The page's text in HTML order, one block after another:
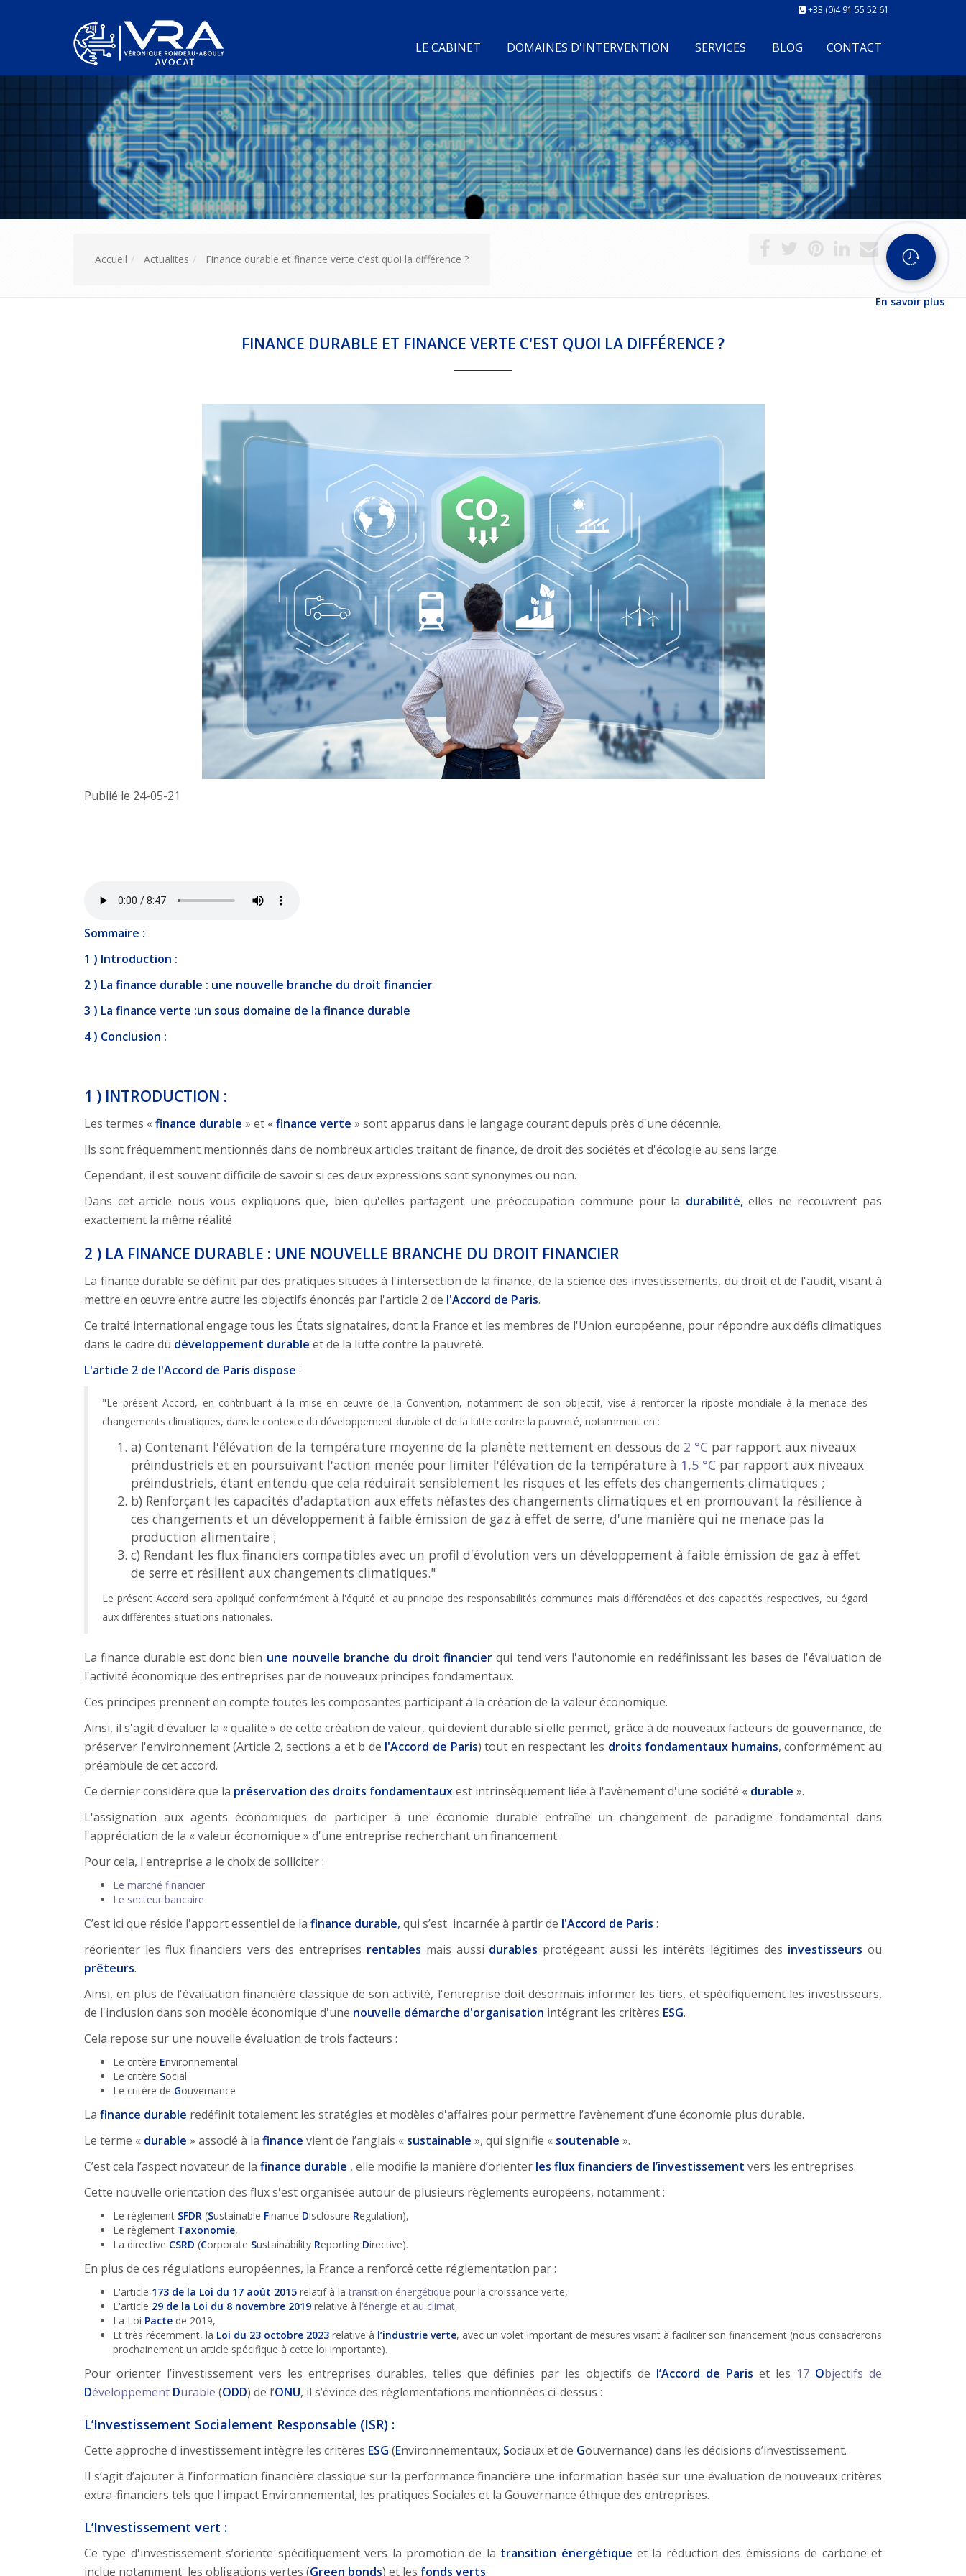
+33 (0)4 91 55 52 61
LE CABINET DOMAINES D'INTERVENTION SERVICES BLOG CONTACT
Accueil Actualites Finance durable et finance verte c'est quoi la différence ?
FINANCE DURABLE ET FINANCE VERTE C'EST QUOI LA DIFFÉRENCE ?
Publié le 24-05-21
Sommaire :
1 ) Introduction :
2 ) La finance durable : une nouvelle branche du droit financier
3 ) La finance verte :un sous domaine de la finance durable
4 ) Conclusion :
1 ) INTRODUCTION :
Les termes «finance durable » et «finance verte » sont apparus dans le langage courant depuis près d'une décennie.
Ils sont fréquemment mentionnés dans de nombreux articles traitant de finance, de droit des sociétés et d'écologie au sens large.
Cependant, il est souvent difficile de savoir si ces deux expressions sont synonymes ou non.
Dans cet article nous vous expliquons que, bien qu'elles partagent une préoccupation commune pour la durabilité, elles ne recouvrent pas
exactement la même réalité
2 ) LA FINANCE DURABLE : UNE NOUVELLE BRANCHE DU DROIT FINANCIER
La finance durable se définit par des pratiques situées à l'intersection de la finance, de la science des investissements, du droit et de l'audit, visant à
mettre en œuvre entre autre les objectifs énoncés par l'article 2 de l'Accord de Paris.
Ce traité international engage tous les États signataires, dont la France et les membres de l'Union européenne, pour répondre aux défis climatiques
dans le cadre du développement durable et de la lutte contre la pauvreté.
L'article 2 de l'Accord de Paris dispose :
"Le présent Accord, en contribuant à la mise en œuvre de la Convention, notamment de son objectif, vise à renforcer la riposte mondiale à la menace des
changements climatiques, dans le contexte du développement durable et de la lutte contre la pauvreté, notamment en :
a) Contenant l'élévation de la température moyenne de la planète nettement en dessous de 2 °C par rapport aux niveaux
préindustriels et en poursuivant l'action menée pour limiter l'élévation de la température à 1,5 °C par rapport aux niveaux
préindustriels, étant entendu que cela réduirait sensiblement les risques et les effets des changements climatiques ;
b) Renforçant les capacités d'adaptation aux effets néfastes des changements climatiques et en promouvant la résilience à
ces changements et un développement à faible émission de gaz à effet de serre, d'une manière qui ne menace pas la
production alimentaire ;
c) Rendant les flux financiers compatibles avec un profil d'évolution vers un développement à faible émission de gaz à effet
de serre et résilient aux changements climatiques."
Le présent Accord sera appliqué conformément à l'équité et au principe des responsabilités communes mais différenciées et des capacités respectives, eu égard
aux différentes situations nationales.
La finance durable est donc bien une nouvelle branche du droit financier qui tend vers l'autonomie en redéfinissant les bases de l'évaluation de
l'activité économique des entreprises par de nouveaux principes fondamentaux.
Ces principes prennent en compte toutes les composantes participant à la création de la valeur économique.
Ainsi, il s'agit d'évaluer la « qualité » de cette création de valeur, qui devient durable si elle permet, grâce à de nouveaux facteurs de gouvernance, de
préserver l'environnement (Article 2, sections a et b de l'Accord de Paris) tout en respectant les droits fondamentaux humains, conformément au
préambule de cet accord.
Ce dernier considère que la préservation des droits fondamentauxest intrinsèquement liée à l'avènement d'une société « durable ».
L'assignation aux agents économiques de participer à une économie durable entraîne un changement de paradigme fondamental dans
l'appréciation de la « valeur économique » d'une entreprise recherchant un financement.
Pour cela, l'entreprise a le choix de solliciter :
Le marché financier
Le secteur bancaire
C’est ici que réside l'apport essentiel de la finance durable, qui s’est incarnée à partir de l'Accord de Paris :
réorienter les flux financiers vers des entreprises rentables mais aussi durables protégeant aussi les intérêts légitimes des investisseurs ou
prêteurs.
Ainsi, en plus de l'évaluation financière classique de son activité, l'entreprise doit désormais informer les tiers, et spécifiquement les investisseurs,
de l'inclusion dans son modèle économique d'une nouvelle démarche d'organisation intégrant les critères ESG.
Cela repose sur une nouvelle évaluation de trois facteurs :
Le critère Environnemental
Le critère Social
Le critère de Gouvernance
La finance durable redéfinit totalement les stratégies et modèles d'affaires pour permettre l’avènement d’une économie plus durable.
Le terme « durable » associé à la finance vient de l’anglais « sustainable », qui signifie « soutenable ».
C’est cela l’aspect novateur de la finance durable , elle modifie la manière d’orienter les flux financiers de l’investissement vers les entreprises.
Cette nouvelle orientation des flux s'est organisée autour de plusieurs règlements européens, notamment :
Le règlement SFDR (Sustainable Finance Disclosure Regulation),
Le règlement Taxonomie,
La directive CSRD (Corporate Sustainability Reporting Directive).
En plus de ces régulations européennes, la France a renforcé cette réglementation par :
L'article 173 de la Loi du 17 août 2015 relatif à latransition énergétique pour la croissance verte,
L'article 29 de la Loi du 8 novembre 2019 relative à l’énergie et au climat,
La Loi Pacte de 2019,
Et très récemment, la Loi du 23 octobre 2023 relative à l’industrie verte, avec un volet important de mesures visant à faciliter son financement (nous consacrerons
prochainement un article spécifique à cette loi importante).
Pour orienter l’investissement vers les entreprises durables, telles que définies par les objectifs de l’Accord de Paris et les 17 Objectifs de
Développement Durable (ODD) de l’ONU, il s’évince des réglementations mentionnées ci-dessus :
L’Investissement Socialement Responsable (ISR) :
Cette approche d'investissement intègre les critères ESG (Environnementaux, Sociaux et de Gouvernance) dans les décisions d’investissement.
Il s’agit d’ajouter à l’information financière classique sur la performance financière une information basée sur une évaluation de nouveaux critères
extra-financiers tels que l'impact Environnemental, les pratiques Sociales et la Gouvernance éthique des entreprises.
L’Investissement vert :
Ce type d'investissement s’oriente spécifiquement vers la promotion de la transition énergétique et la réduction des émissions de carbone et
inclue notamment les obligations vertes (Green bonds) et les fonds verts.
En savoir plus